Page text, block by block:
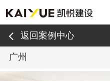
返回案例中心
广州